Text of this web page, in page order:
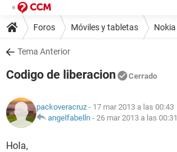
Foros Móviles y tabletas Nokia
Tema Anterior
Codigo de liberacion Cerrado
packoveracruz - 17 mar 2013 a las 00:43
angelfabelln - 26 mar 2013 a las 00:31
Hola,